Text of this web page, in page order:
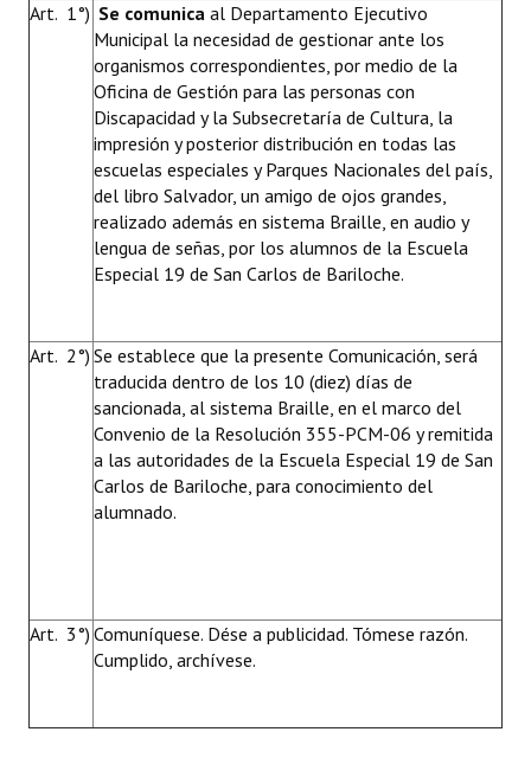
Art. 1°) Se comunica al Departamento Ejecutivo
Municipal la necesidad de gestionar ante los
organismos correspondientes, por medio de la
Oficina de Gestión para las personas con
Discapacidad y la Subsecretaría de Cultura, la
impresión y posterior distribución en todas las
escuelas especiales y Parques Nacionales del país,
del libro Salvador, un amigo de ojos grandes,
realizado además en sistema Braille, en audio y
lengua de señas, por los alumnos de la Escuela
Especial 19 de San Carlos de Bariloche.
Art. 2°) Se establece que la presente Comunicación, será
traducida dentro de los 10 (diez) días de
sancionada, al sistema Braille, en el marco del
Convenio de la Resolución 355-PCM-06 y remitida
a las autoridades de la Escuela Especial 19 de San
Carlos de Bariloche, para conocimiento del
alumnado.
Art. 3°) Comuníquese. Dése a publicidad. Tómese razón.
Cumplido, archívese.